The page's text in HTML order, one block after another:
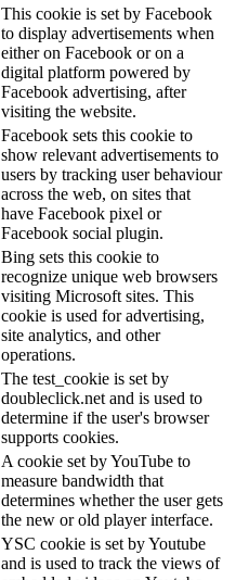
This cookie is set by Facebook
to display advertisements when
either on Facebook or on a
digital platform powered by
Facebook advertising, after
visiting the website.
Facebook sets this cookie to
show relevant advertisements to
users by tracking user behaviour
across the web, on sites that
have Facebook pixel or
Facebook social plugin.
Bing sets this cookie to
recognize unique web browsers
visiting Microsoft sites. This
cookie is used for advertising,
site analytics, and other
operations.
The test_cookie is set by
doubleclick.net and is used to
determine if the user's browser
supports cookies.
A cookie set by YouTube to
measure bandwidth that
determines whether the user gets
the new or old player interface.
YSC cookie is set by Youtube
and is used to track the views of